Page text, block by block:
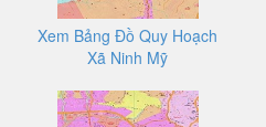
Xem Bảng Đồ Quy Hoạch
Xã Ninh Mỹ